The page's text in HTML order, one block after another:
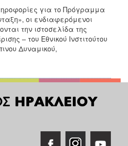
για το Πρόγραμμα
οι ενδιαφερόμενοι
την ιστοσελίδα της
– του Εθνικού Ινστιτούτου
Δυναμικού,